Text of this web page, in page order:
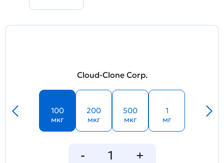
Cloud-Clone Corp.
100
мкг
200
мкг
500
мкг
1
мг